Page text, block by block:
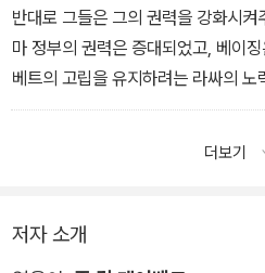
반대로 그들은 그의 권력을 강화시
마 정부의 권력은 증대되었고, 베이
베트의 고립을 유지하려는 라싸의 노
더보기
저자 소개